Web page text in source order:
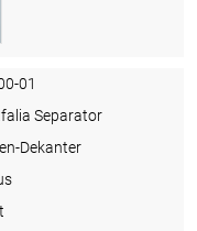
01
Separator
Dekanter